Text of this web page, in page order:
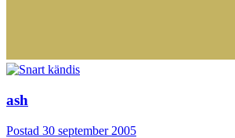
ash
Postad 30 september 2005